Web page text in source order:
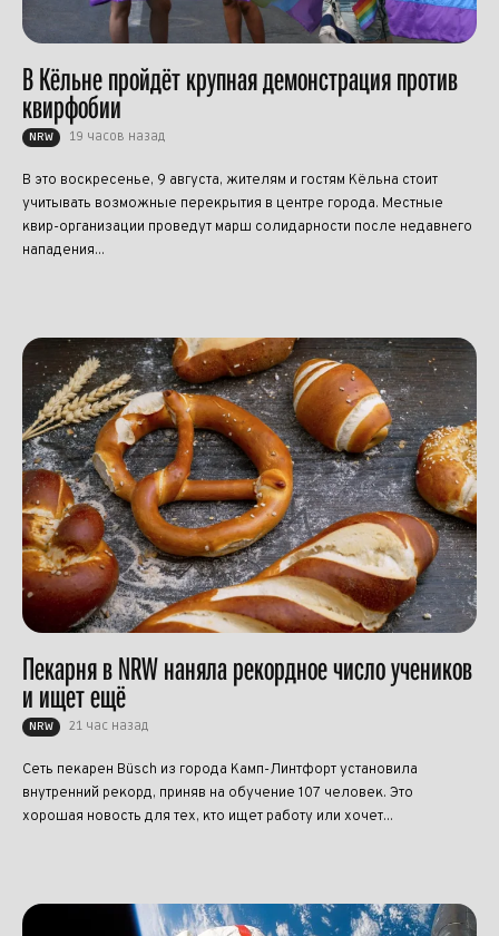
В Кёльне пройдёт крупная демонстрация против
квирфобии
NRW 19 часов назад
В это воскресенье, 9 августа, жителям и гостям Кёльна стоит
учитывать возможные перекрытия в центре города. Местные
квир-организации проведут марш солидарности после недавнего
нападения...
Пекарня в NRW наняла рекордное число учеников
и ищет ещё
NRW 21 час назад
Сеть пекарен Büsch из города Камп-Линтфорт установила
внутренний рекорд, приняв на обучение 107 человек. Это
хорошая новость для тех, кто ищет работу или хочет...